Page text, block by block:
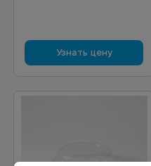
Узнать цену